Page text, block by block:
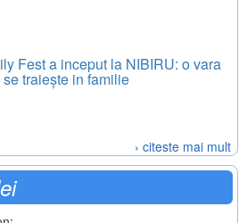
Fest a inceput la NIBIRU: o vara
traiește in familie
› citeste mai mult